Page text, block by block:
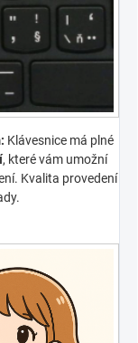
Klávesnice má plné
, které vám umožní
Kvalita provedení